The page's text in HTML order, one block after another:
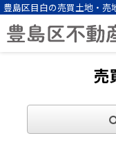
豊島区目白の売買土地・売
トナー）
売